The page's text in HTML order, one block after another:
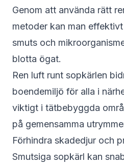
Genom att använda rätt
metoder kan man
smuts och
blotta ögat.
Ren luft runt sopkärlen
boendemiljö för alla i
viktigt i tätbebyggda
på gemensamma
Förhindra skadedjur och
Smutsiga sopkärl kan